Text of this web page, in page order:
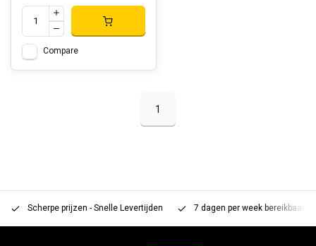
Compare
1
Scherpe prijzen - Snelle Levertijden 7 dagen per week bereikbaar